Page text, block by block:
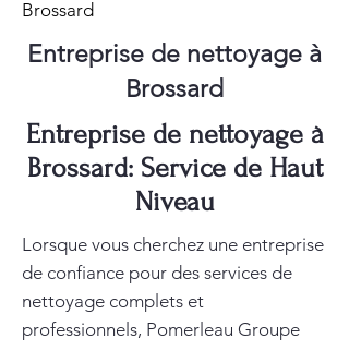
Brossard
Entreprise de nettoyage à
Brossard
Entreprise de nettoyage à
Brossard: Service de Haut
Niveau
Lorsque vous cherchez une entreprise
de confiance pour des services de
nettoyage complets et
professionnels, Pomerleau Groupe